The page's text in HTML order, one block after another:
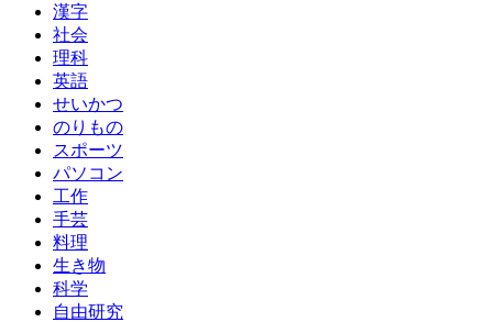
漢字
社会
理科
英語
せいかつ
のりもの
スポーツ
パソコン
工作
手芸
料理
生き物
科学
自由研究